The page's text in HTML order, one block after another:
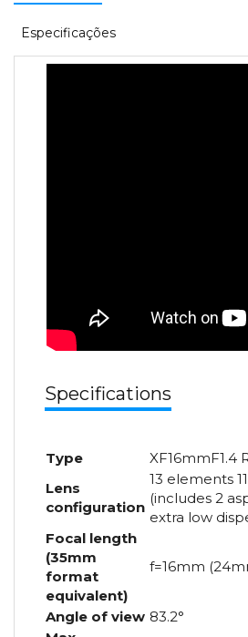
Especificações
Specifications
Type
XF16mmF1.4
Lens
configuration
13 elements
(includes 2
extra low
Focal length
(35mm
format
equivalent)
f=16mm
Angle of view 83.2°